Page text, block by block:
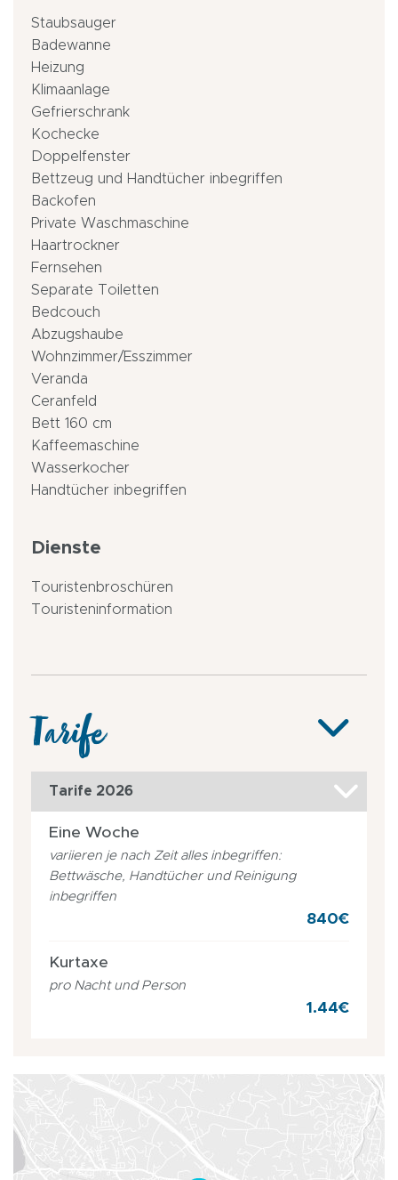
Staubsauger
Badewanne
Heizung
Klimaanlage
Gefrierschrank
Kochecke
Doppelfenster
Bettzeug und Handtücher inbegriffen
Backofen
Private Waschmaschine
Haartrockner
Fernsehen
Separate Toiletten
Bedcouch
Abzugshaube
Wohnzimmer/Esszimmer
Veranda
Ceranfeld
Bett 160 cm
Kaffeemaschine
Wasserkocher
Handtücher inbegriffen
Dienste
Touristenbroschüren
Touristeninformation
Tarife
Tarife 2026
Eine Woche
variieren je nach Zeit alles inbegriffen:
Bettwäsche, Handtücher und Reinigung
inbegriffen
840€
Kurtaxe
pro Nacht und Person
1.44€